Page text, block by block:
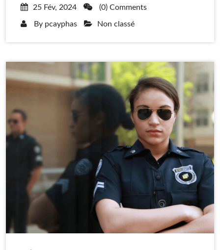
25 Fév, 2024 (0) Comments
By pcayphas Non classé